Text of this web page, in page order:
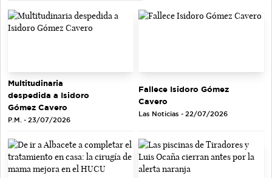
Multitudinaria
despedida a Isidoro
Gómez Cavero
P.M. - 23/07/2026
Fallece Isidoro Gómez
Cavero
Las Noticias - 22/07/2026